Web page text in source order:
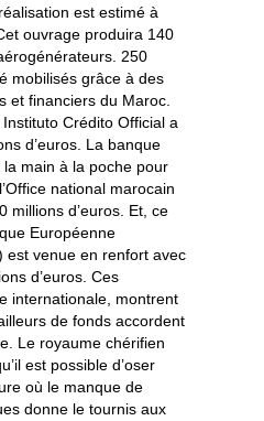
est estimé à
ouvrage produira 140
250
mobilisés grâce à des
et financiers du Maroc.
Crédito Official a
d’euros. La banque
main à la poche pour
national marocain
millions d’euros. Et, ce
Européenne
est venue en renfort avec
d’euros. Ces
internationale, montrent
de fonds accordent
Le royaume chérifien
est possible d’oser
où le manque de
donne le tournis aux